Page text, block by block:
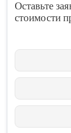
Оставьте
стоимости